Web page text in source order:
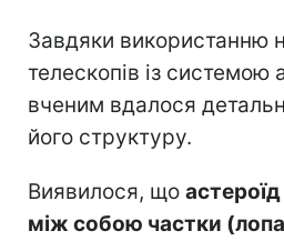
Завдяки використанню
телескопів із системою
вченим вдалося
його структуру.
Виявилося, що
між собою частки